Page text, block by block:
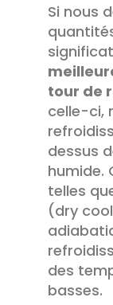
Si nous
tour de
celle-ci,
dessus
humide.
telles
(dry
des
basses.